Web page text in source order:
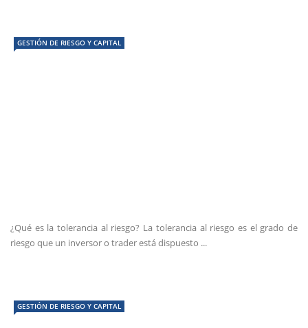
GESTIÓN DE RIESGO Y CAPITAL
¿Qué es la tolerancia al riesgo? La tolerancia al riesgo es el grado de
riesgo que un inversor o trader está dispuesto ...
GESTIÓN DE RIESGO Y CAPITAL